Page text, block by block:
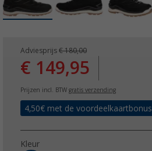
Adviesprijs € 180,00
€ 149,95
Prijzen incl. BTW gratis verzending
4,50€ met de voordeelkaartbonus
Kleur